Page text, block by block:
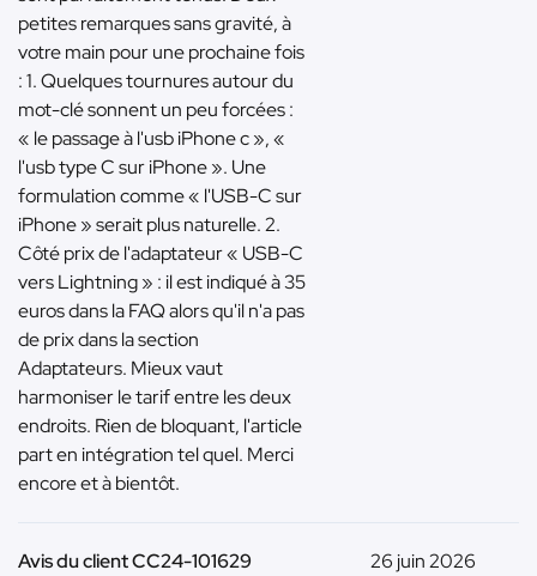
petites remarques sans gravité, à
votre main pour une prochaine fois
: 1. Quelques tournures autour du
mot-clé sonnent un peu forcées :
« le passage à l'usb iPhone c », «
l'usb type C sur iPhone ». Une
formulation comme « l'USB-C sur
iPhone » serait plus naturelle. 2.
Côté prix de l'adaptateur « USB-C
vers Lightning » : il est indiqué à 35
euros dans la FAQ alors qu'il n'a pas
de prix dans la section
Adaptateurs. Mieux vaut
harmoniser le tarif entre les deux
endroits. Rien de bloquant, l'article
part en intégration tel quel. Merci
encore et à bientôt.
26 juin 2026
Avis du client CC24-101629